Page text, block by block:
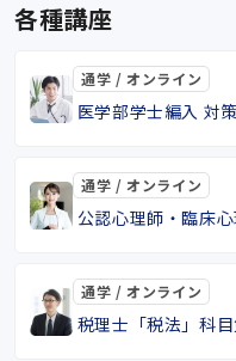
各種講座
通学 / オンライン
医学部学士編入 対
通学 / オンライン
公認心理師・臨床
通学 / オンライン
税理士「税法」科